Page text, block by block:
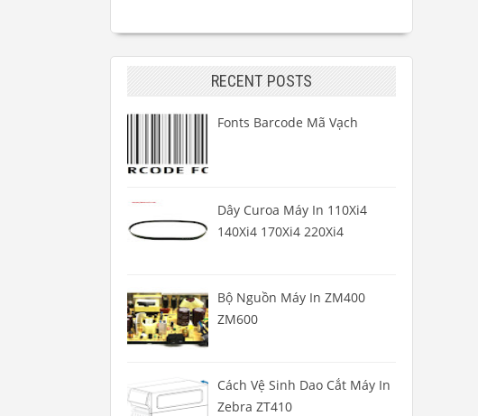
RECENT POSTS
Fonts Barcode Mã Vạch
Dây Curoa Máy In 110Xi4
140Xi4 170Xi4 220Xi4
Bộ Nguồn Máy In ZM400
ZM600
Cách Vệ Sinh Dao Cắt Máy In
Zebra ZT410